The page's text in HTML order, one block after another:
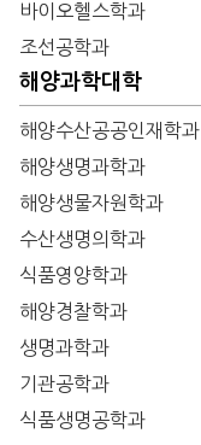
바이오헬스학과
조선공학과
해양과학대학
해양수산공공인재학과
해양생명과학과
해양생물자원학과
수산생명의학과
식품영양학과
해양경찰학과
생명과학과
기관공학과
식품생명공학과